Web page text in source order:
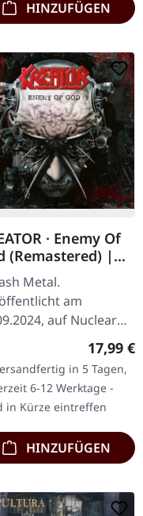
HINZUFÜGEN
· Enemy Of
(Remastered) |
Metal.
am
auf Nuclear
Records. CD im
Manche Alben
einfach nicht.
"Enemy Of
17,99 €
in 5 Tagen,
6-12 Werktage -
in Kürze eintreffen
HINZUFÜGEN